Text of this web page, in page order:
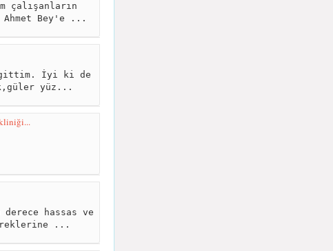
çalışanların
Bey'e ...
gittim. İyi ki de
yüz...
derece hassas ve
...